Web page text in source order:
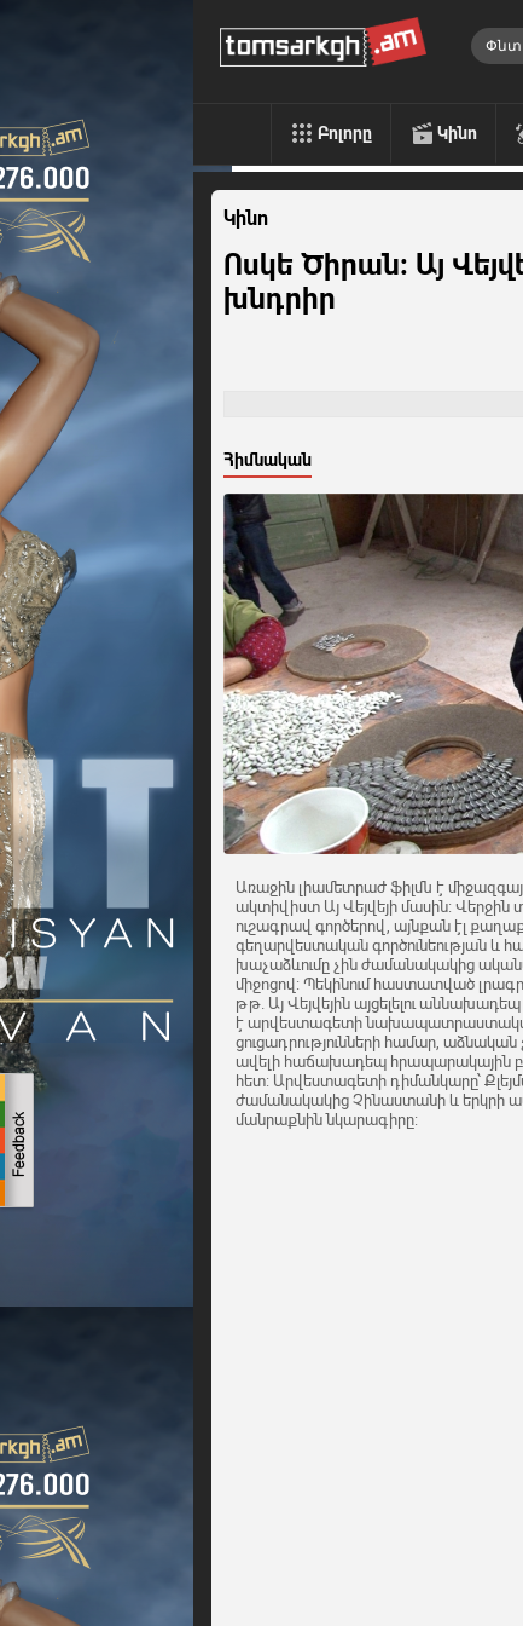
Բոլորը Կինո
Կինո
Ոսկե Ծիրան: Այ
խնդրիր
Հիմնական
Առաջին լիամետրաժ ֆիլմն է
ակտիվիստ Այ Վեյվեյի մասին: Վերջին
ուշագրավ գործերով, այնքան էլ
գեղարվեստական գործունեության և
խաչաձևումը չին ժամանակակից
միջոցով: Պեկինում հաստատված
թթ. Այ Վեյվեյին այցելելու
է արվեստագետի
ցուցադրությունների համար,
ավելի հաճախադեպ հրապարակային
հետ: Արվեստագետի դիմանկարը՝
ժամանակակից Չինաստանի և երկրի
մանրաքնին նկարագիրը: